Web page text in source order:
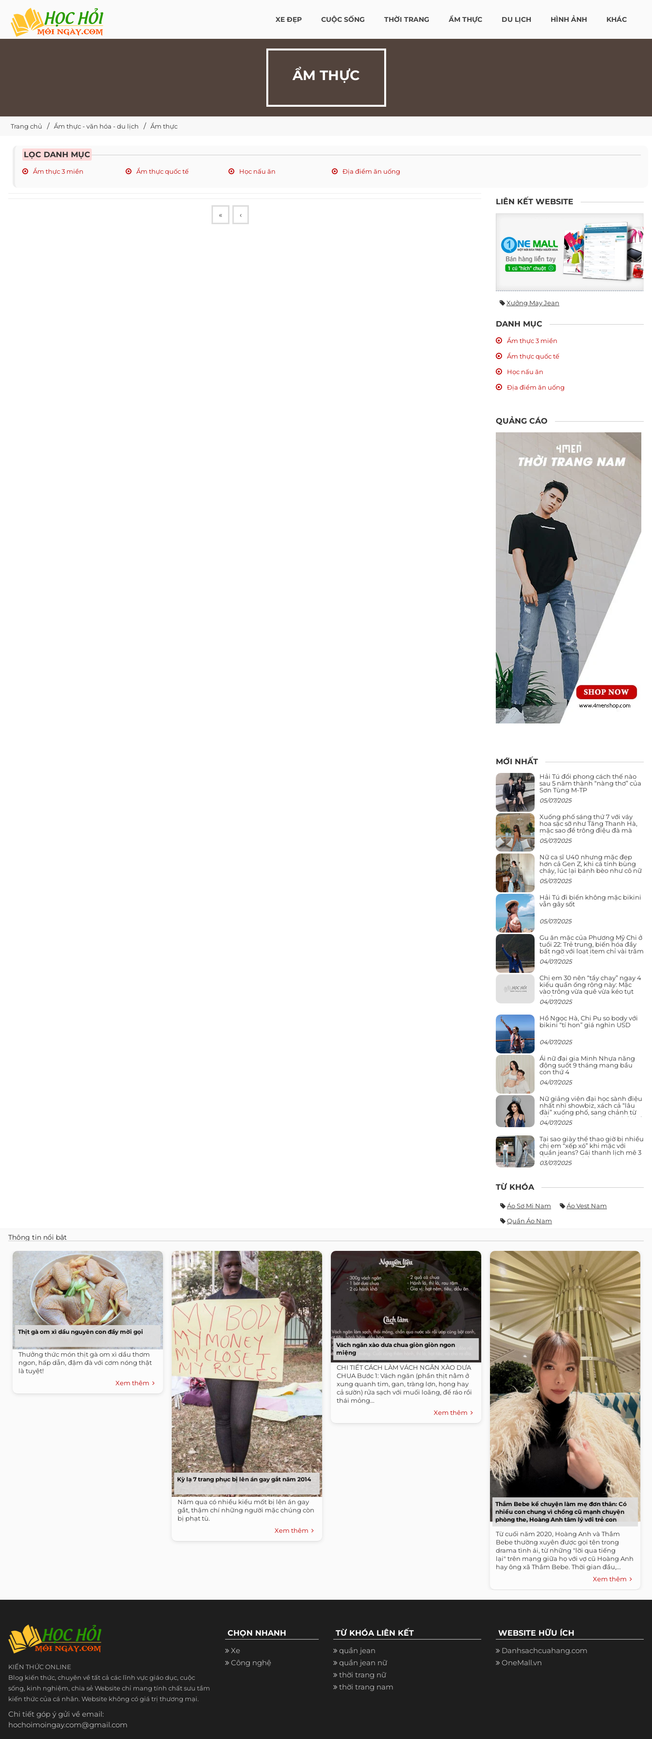
XE ĐẸP CUỘC SỐNG THỜI TRANG ẨM THỰC DU LỊCH HÌNH ẢNH KHÁC
ẨM THỰC
Trang chủ Ẩm thực - văn hóa - du lịch Ẩm thực
LỌC DANH MỤC
Ẩm thực 3 miền Ẩm thực quốc tế Học nấu ăn Địa điểm ăn uống
« ‹
LIÊN KẾT WEBSITE
Xưởng May Jean
DANH MỤC
Ẩm thực 3 miền
Ẩm thực quốc tế
Học nấu ăn
Địa điểm ăn uống
QUẢNG CÁO
MỚI NHẤT
Hải Tú đổi phong cách thế nào
sau 5 năm thành “nàng thơ” của
Sơn Tùng M-TP
05/07/2025
Xuống phố sáng thứ 7 với váy
hoa sặc sỡ như Tăng Thanh Hà,
mặc sao để trông điệu đà mà
không sến
05/07/2025
Nữ ca sĩ U40 nhưng mặc đẹp
hơn cả Gen Z, khi cá tính bùng
cháy, lúc lại bánh bèo như cô nữ
chính ngôn tình
05/07/2025
Hải Tú đi biển không mặc bikini
vẫn gây sốt
05/07/2025
Gu ăn mặc của Phương Mỹ Chi ở
tuổi 22: Trẻ trung, biến hóa đầy
bất ngờ với loạt item chỉ vài trăm
nghìn đã mua được
04/07/2025
Chị em 30 nên “tẩy chay” ngay 4
kiểu quần ống rộng này: Mặc
vào trông vừa quê vừa kéo tụt
chiều cao
04/07/2025
Hồ Ngọc Hà, Chi Pu so body với
bikini “tí hon” giá nghìn USD
04/07/2025
Ái nữ đại gia Minh Nhựa năng
động suốt 9 tháng mang bầu
con thứ 4
04/07/2025
Nữ giảng viên đại học sành điệu
nhất nhì showbiz, xách cả “lâu
đài” xuống phố, sang chảnh từ
giảng đường ra phố khó ai đọ lại
04/07/2025
Tại sao giày thể thao giờ bị nhiều
chị em “xếp xó” khi mặc với
quần jeans? Gái thanh lịch mê 3
kiểu này hơn hẳn
03/07/2025
TỪ KHÓA
Áo Sơ Mi Nam
Áo Vest Nam
Quần Áo Nam
Thông tin nổi bật
Thịt gà om xì dầu nguyên con đầy mời gọi
Thưởng thức món thịt gà om xì dầu thơm
ngon, hấp dẫn, đậm đà với cơm nóng thật
là tuyệt!
Xem thêm
Kỳ lạ 7 trang phục bị lên án gay gắt năm 2014
Năm qua có nhiều kiểu mốt bị lên án gay
gắt, thậm chí những người mặc chúng còn
bị phạt tù.
Xem thêm
Vách ngăn xào dưa chua giòn giòn ngon
miệng
CHI TIẾT CÁCH LÀM VÁCH NGĂN XÀO DƯA
CHUA Bước 1: Vách ngăn (phần thịt nằm ở
xung quanh tim, gan, tràng lợn, họng hay
cả sườn) rửa sạch với muối loãng, để ráo rồi
thái mỏng...
Xem thêm
Thắm Bebe kể chuyện làm mẹ đơn thân: Có
nhiều con chung vì chồng cũ mạnh chuyện
phòng the, Hoàng Anh tâm lý với trẻ con
Từ cuối năm 2020, Hoàng Anh và Thắm
Bebe thường xuyên được gọi tên trong
drama tình ái, từ những "lời qua tiếng
lại" trên mạng giữa họ với vợ cũ Hoàng Anh
hay ông xã Thắm Bebe. Thời gian đầu,...
Xem thêm
KIẾN THỨC ONLINE
Blog kiến thức, chuyên về tất cả các lĩnh vực giáo dục, cuộc
sống, kinh nghiệm, chia sẻ Website chỉ mang tính chất sưu tầm
kiến thức của cá nhân. Website không có giá trị thương mại.
Chi tiết góp ý gửi về email:
hochoimoingay.com@gmail.com
CHỌN NHANH
Xe
Công nghệ
TỪ KHÓA LIÊN KẾT
quần jean
quần jean nữ
thời trang nữ
thời trang nam
WEBSITE HỮU ÍCH
Danhsachcuahang.com
OneMall.vn